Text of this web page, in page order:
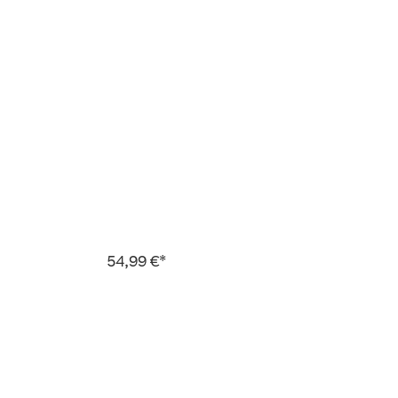
54,99 €*